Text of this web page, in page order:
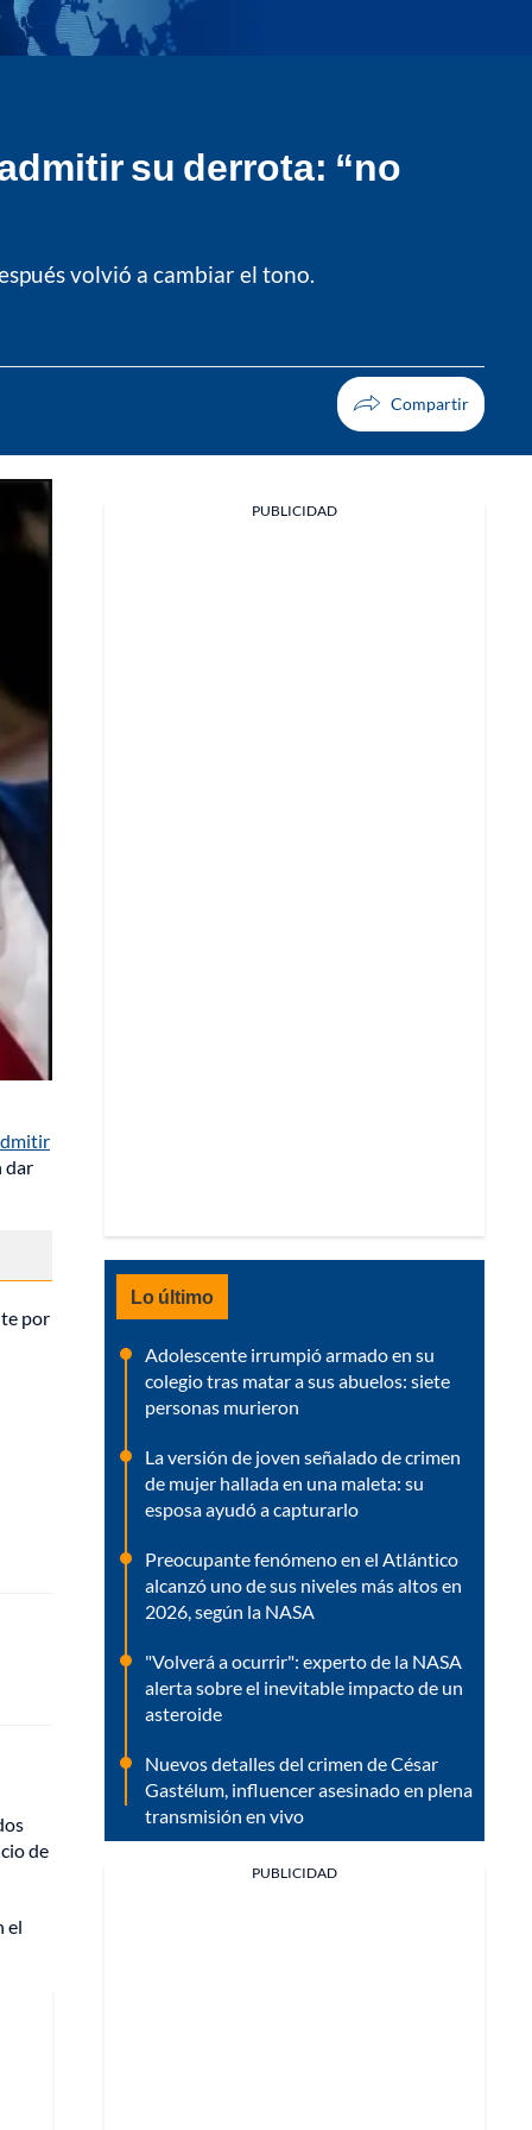
su derrota: “no
volvió a cambiar el tono.
dar
por
de
el
PUBLICIDAD
Lo último
Adolescente irrumpió armado en su
colegio tras matar a sus abuelos: siete
personas murieron
La versión de joven señalado de crimen
de mujer hallada en una maleta: su
esposa ayudó a capturarlo
Preocupante fenómeno en el Atlántico
alcanzó uno de sus niveles más altos en
2026, según la NASA
"Volverá a ocurrir": experto de la NASA
alerta sobre el inevitable impacto de un
asteroide
Nuevos detalles del crimen de César
Gastélum, influencer asesinado en plena
transmisión en vivo
PUBLICIDAD